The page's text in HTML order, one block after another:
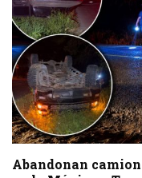
Abandonan